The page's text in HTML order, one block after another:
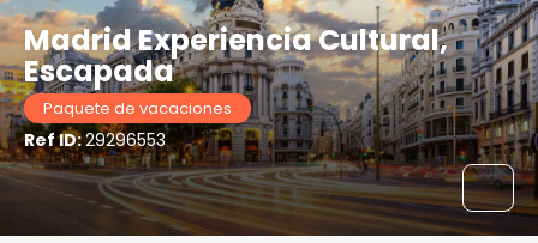
Madrid Experiencia Cultural,
Escapada
Paquete de vacaciones
Ref ID:29296553